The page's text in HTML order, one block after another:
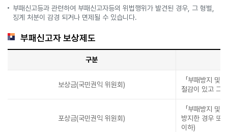
부패신고등과 관련하여 부패신고자등의 위법행위가 발견된 경우, 그 형벌,
징계 처분이 감경 되거나 면제될 수 있습니다.
부패신고자 보상제도
구분
보상금(국민권익 위원회)
「부패방지 및
절감이 있고 그
포상금(국민권익 위원회)
「부패방지 및
방지한 경우 또
이하)